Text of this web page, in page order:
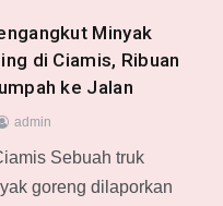
Minyak
di Ciamis, Ribuan
ke Jalan
admin
Sebuah truk
goreng dilaporkan